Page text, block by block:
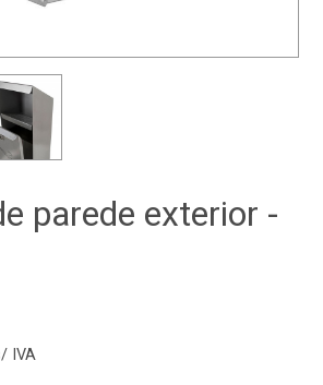
parede exterior -
IVA